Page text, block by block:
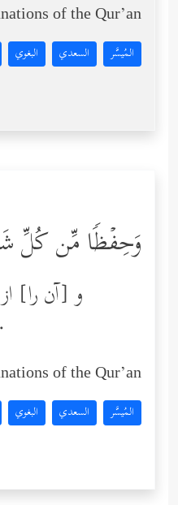
of the Qur’an:
المُيسَّر السعدي البغوي
وَحِفۡظࣰا مِّن كُلِّ
و [آن را]
سرکشی حفظ کردیم.
of the Qur’an:
المُيسَّر السعدي البغوي